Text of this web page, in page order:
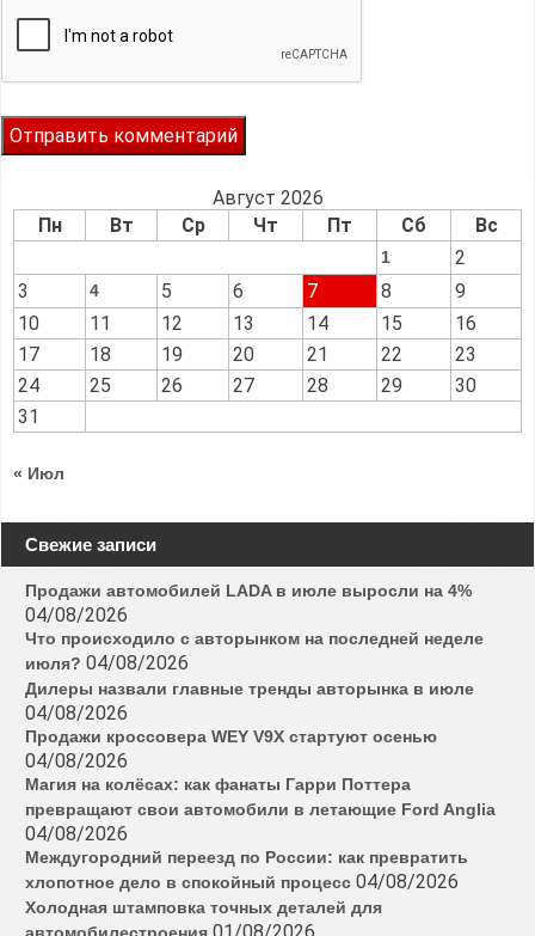
Август 2026
Пн
Вт Ср Чт Пт Сб Вс
1
2
3
4 5 6 7 8
9
10
11 12 13 14 15
16
17
18 19 20 21 22
23
24
25 26 27 28 29
30
31
« Июл
Свежие записи
Продажи автомобилей LADA в июле выросли на 4%
04/08/2026
Что происходило с авторынком на последней неделе
июля? 04/08/2026
Дилеры назвали главные тренды авторынка в июле
04/08/2026
Продажи кроссовера WEY V9X стартуют осенью
04/08/2026
Магия на колёсах: как фанаты Гарри Поттера
превращают свои автомобили в летающие Ford Anglia
04/08/2026
Междугородний переезд по России: как превратить
хлопотное дело в спокойный процесс 04/08/2026
Холодная штамповка точных деталей для